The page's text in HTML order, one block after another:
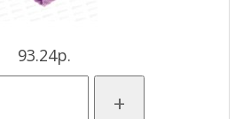
93.24р.
+